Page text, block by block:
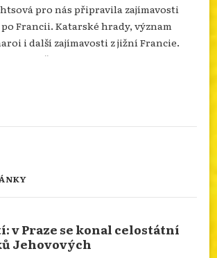
pro nás připravila zajímavosti
po Francii. Katarské hrady, význam
i další zajímavosti z jižní Francie.
na našem webu.
jejich-d...
do 10.ledna 2027 je rok svatého
se prostřednictvím cesty
v Praze se konal celostátní
Jehovových